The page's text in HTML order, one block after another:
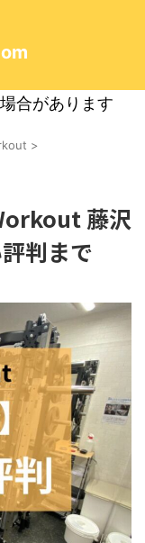
合があります
>
藤沢
判まで